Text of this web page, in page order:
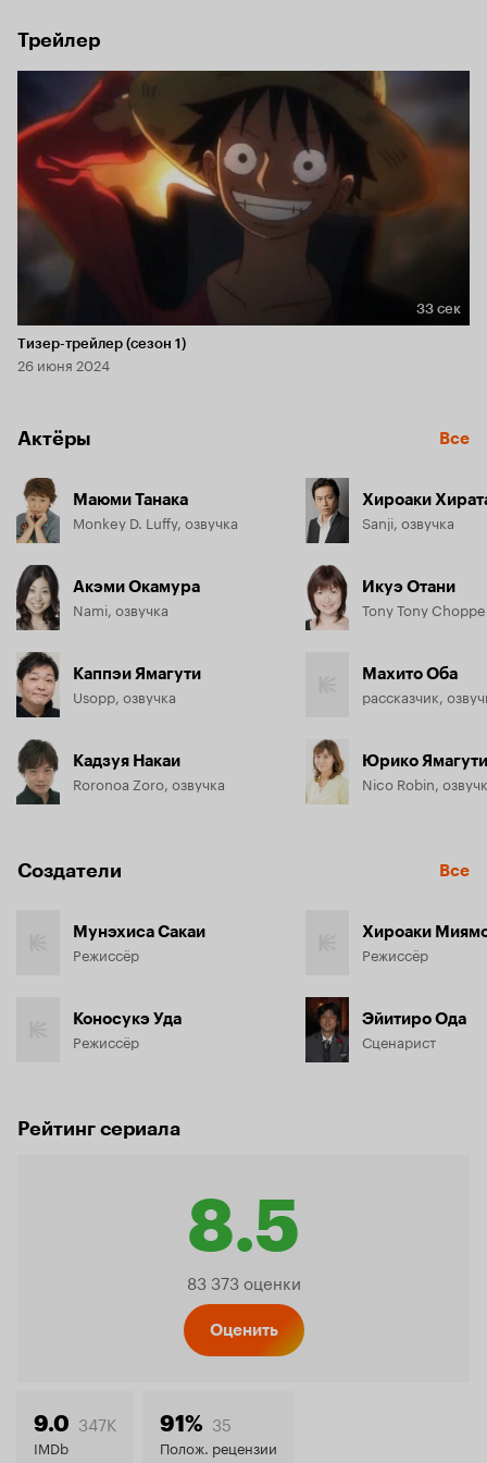
Трейлер
Длительность 33 сек
33 сек
Тизер-трейлер (сезон 1)
26 июня 2024
Актёры Все
Маюми Танака
Monkey D. Luffy, озвучка
Акэми Окамура
Nami, озвучка
Каппэи Ямагути
Usopp, озвучка
Кадзуя Накаи
Roronoa Zoro, озвучка
Хироаки
Sanji, озвучка
Икуэ Отани
Tony Tony
Махито Оба
рассказчик,
Юрико Ямагути
Nico Robin,
Создатели Все
Мунэхиса Сакаи
Режиссёр
Коносукэ Уда
Режиссёр
Хироаки
Режиссёр
Эйитиро Ода
Сценарист
Рейтинг сериала
8.5
Рейтинг
83 373 оценки
Оценить
9.0 347K
IMDb
91% 35
Полож. рецензии